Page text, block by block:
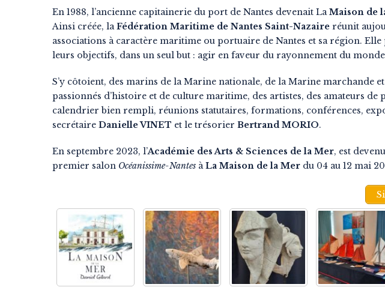
En 1988, l’ancienne capitainerie du port de Nantes devenait LaMaison de
Ainsi créée, laFédération Maritime de Nantes Saint-Nazaire réunit
associations à caractère maritime ou portuaire de Nantes et sa région.
leurs objectifs, dans un seul but : agir en faveur du rayonnement du
S’y côtoient, des marins de la Marine nationale, de la Marine marchande
passionnés d’histoire et de culture maritime, des artistes, des amateurs
calendrier bien rempli, réunions statutaires, formations, conférences,
secrétaire Danielle VINET et le trésorier Bertrand MORIO.
En septembre 2023, l’Académie des Arts & Sciences de la Mer, est
premier salon Océanissime-Nantes àLa Maison de la Mer du 04 au 12 mai